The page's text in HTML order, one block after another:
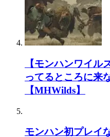
【モンハンワイル
ってるところに来
【MHWilds】
モンハン初プレイ